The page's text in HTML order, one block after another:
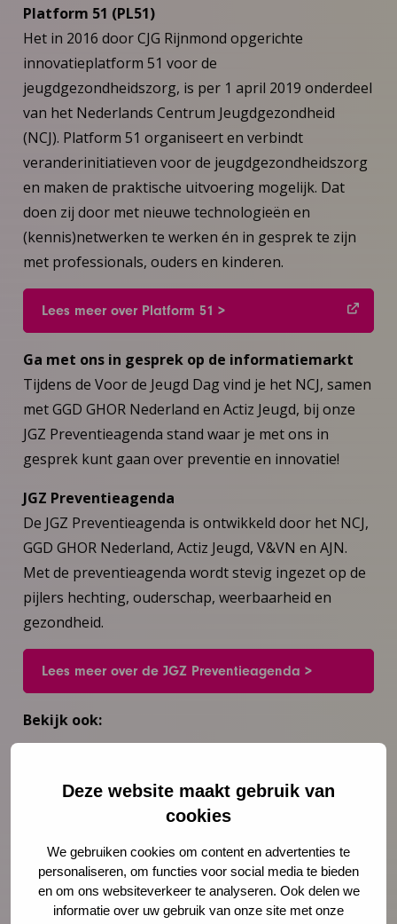
Deze website maakt gebruik van
cookies
We gebruiken cookies om content en advertenties te
personaliseren, om functies voor social media te bieden
en om ons websiteverkeer te analyseren. Ook delen we
informatie over uw gebruik van onze site met onze
Platform 51 (PL51)
Het in 2016 door CJG Rijnmond opgerichte
innovatieplatform 51 voor de
jeugdgezondheidszorg, is per 1 april 2019 onderdeel
van het Nederlands Centrum Jeugdgezondheid
(NCJ). Platform 51 organiseert en verbindt
veranderinitiatieven voor de jeugdgezondheidszorg
en maken de praktische uitvoering mogelijk. Dat
doen zij door met nieuwe technologieën en
(kennis)netwerken te werken én in gesprek te zijn
met professionals, ouders en kinderen.
Lees meer over Platform 51 >
Ga met ons in gesprek op de informatiemarkt
Tijdens de Voor de Jeugd Dag vind je het NCJ, samen
met GGD GHOR Nederland en Actiz Jeugd, bij onze
JGZ Preventieagenda stand waar je met ons in
gesprek kunt gaan over preventie en innovatie!
JGZ Preventieagenda
De JGZ Preventieagenda is ontwikkeld door het NCJ,
GGD GHOR Nederland, Actiz Jeugd, V&VN en AJN.
Met de preventieagenda wordt stevig ingezet op de
pijlers hechting, ouderschap, weerbaarheid en
gezondheid.
Lees meer over de JGZ Preventieagenda >
Bekijk ook: